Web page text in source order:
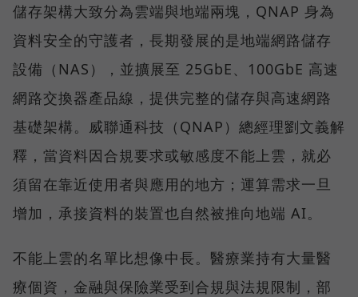
儲存架構大致分為雲端與地端兩塊，QNAP 身為
資料安全的守護者，長期發展的是地端網路儲存
設備（NAS），並擴展至 25GbE、100GbE 高速
網路交換器產品線，提供完整的儲存與高速網路
基礎架構。威聯通科技（QNAP）總經理劉文義解
釋，當資料因合規要求或敏感度不能上雲，就必
須留在靠近使用者與應用的地方；運算需求一旦
增加，承接資料的裝置也自然被推向地端 AI。
不能上雲的名單比想像中長。醫療業持有大量醫
療個資，金融與保險業受到合規與法規限制，部